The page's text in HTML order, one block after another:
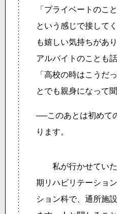
「プライベートのこ
という感じで接して
も嬉しい気持ちがあ
アルバイトのことも
「高校の時はこうだ
とでも親身になって
──このあとは初めて
ります。
私が行かせてい
期リハビリテーショ
ション科で、通所施